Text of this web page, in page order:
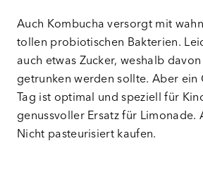
Auch Kombucha versorgt mit
tollen probiotischen Bakterien.
auch etwas Zucker, weshalb
getrunken werden sollte. Aber ein
Tag ist optimal und speziell für
genussvoller Ersatz für Limonade.
Nicht pasteurisiert kaufen.